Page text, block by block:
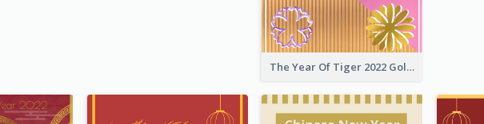
The Year Of Tiger 2022 Golden Greeting Card